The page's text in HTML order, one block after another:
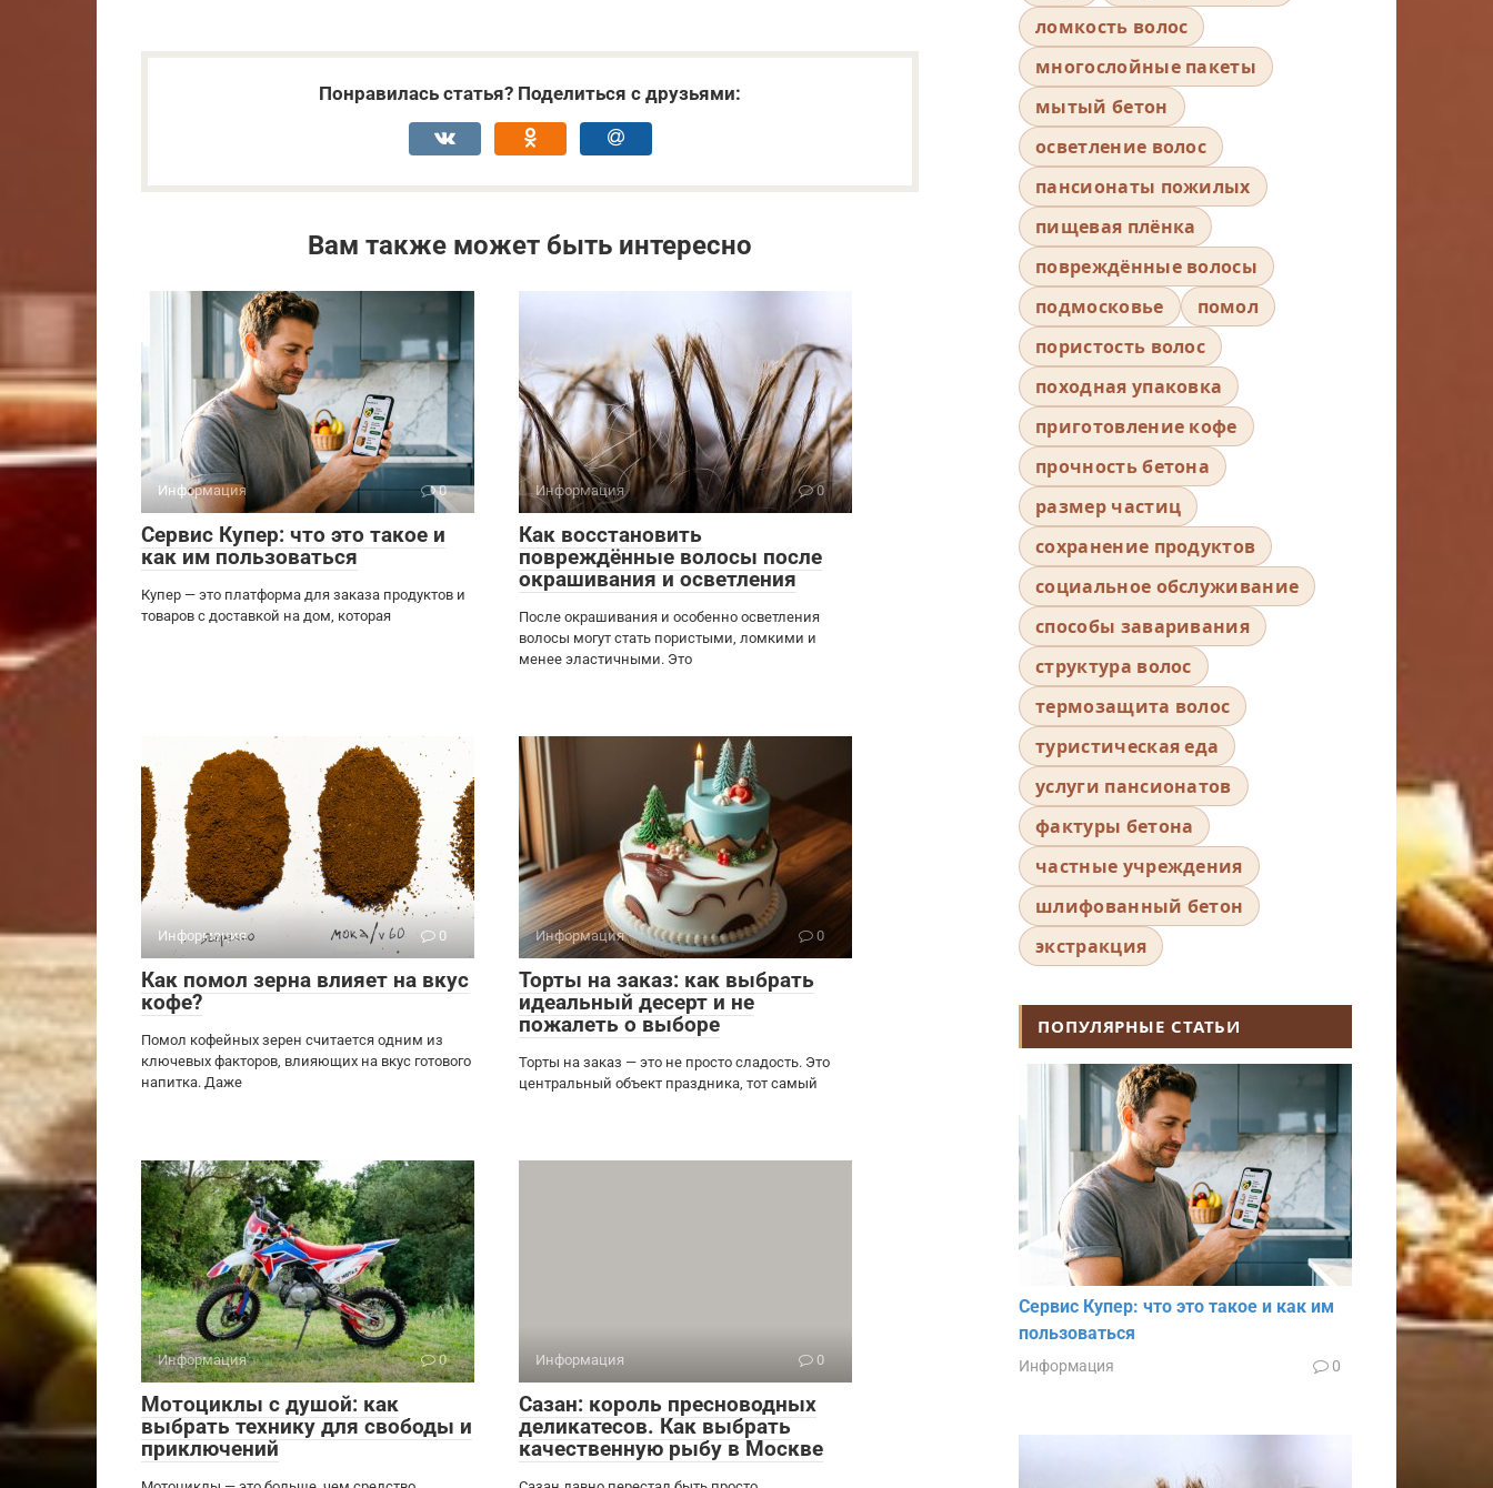
Понравилась статья? Поделиться с друзьями:
Вам также может быть интересно
Информация 0
Сервис Купер: что это такое и
как им пользоваться
Купер — это платформа для заказа продуктов и
товаров с доставкой на дом, которая
Информация 0
Как восстановить
повреждённые волосы после
окрашивания и осветления
После окрашивания и особенно осветления
волосы могут стать пористыми, ломкими и
менее эластичными. Это
Информация 0
Как помол зерна влияет на вкус
кофе?
Помол кофейных зерен считается одним из
ключевых факторов, влияющих на вкус готового
напитка. Даже
Информация 0
Торты на заказ: как выбрать
идеальный десерт и не
пожалеть о выборе
Торты на заказ — это не просто сладость. Это
центральный объект праздника, тот самый
Информация 0
Мотоциклы с душой: как
выбрать технику для свободы и
приключений
Информация 0
Сазан: король пресноводных
деликатесов. Как выбрать
качественную рыбу в Москве
ломкость волос
многослойные пакеты
мытый бетон
осветление волос
пансионаты пожилых
пищевая плёнка
повреждённые волосы
подмосковье
помол
пористость волос
походная упаковка
приготовление кофе
прочность бетона
размер частиц
сохранение продуктов
социальное обслуживание
способы заваривания
структура волос
термозащита волос
туристическая еда
услуги пансионатов
фактуры бетона
частные учреждения
шлифованный бетон
экстракция
ПОПУЛЯРНЫЕ СТАТЬИ
Сервис Купер: что это такое и как им
пользоваться
Информация 0